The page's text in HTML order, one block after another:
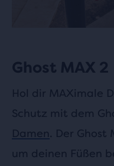
Ghost MAX 2
Hol dir MAXimale
Schutz mit dem
Damen. Der Ghost
um deinen Füßen